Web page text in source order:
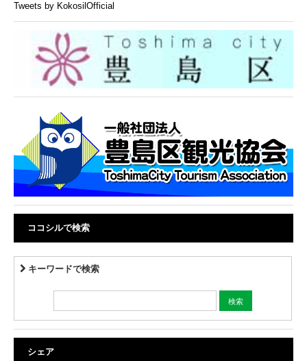
Tweets by KokosilOfficial
ココシルで検索
キーワードで検索
シェア